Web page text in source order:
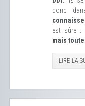
donc
est sûre :
mais
LIRE LA